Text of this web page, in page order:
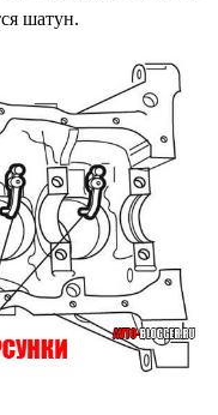
шатун.